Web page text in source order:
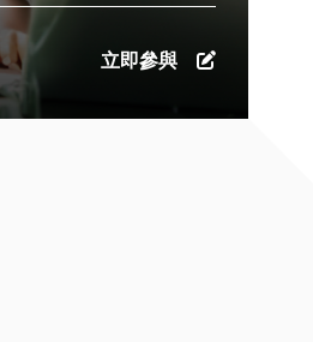
立即參與